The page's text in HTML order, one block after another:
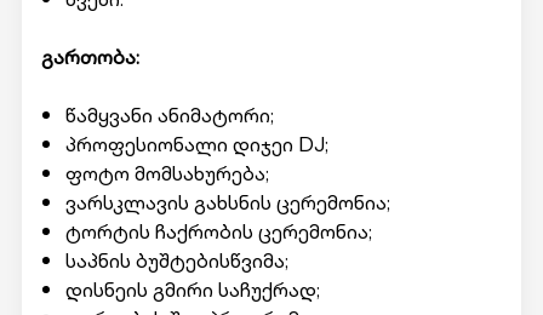
გართობა:
წამყვანი ანიმატორი;
პროფესიონალი დიჯეი DJ;
ფოტო მომსახურება;
ვარსკლავის გახსნის ცერემონია;
ტორტის ჩაქრობის ცერემონია;
საპნის ბუშტებისწვიმა;
დისნეის გმირი საჩუქრად;